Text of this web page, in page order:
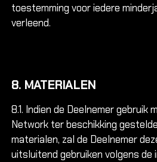
toestemming voor iedere
verleend.
8. MATERIALEN
8.1. Indien de Deelnemer gebruik
Network ter beschikking
materialen, zal de Deelnemer
uitsluitend gebruiken volgens de